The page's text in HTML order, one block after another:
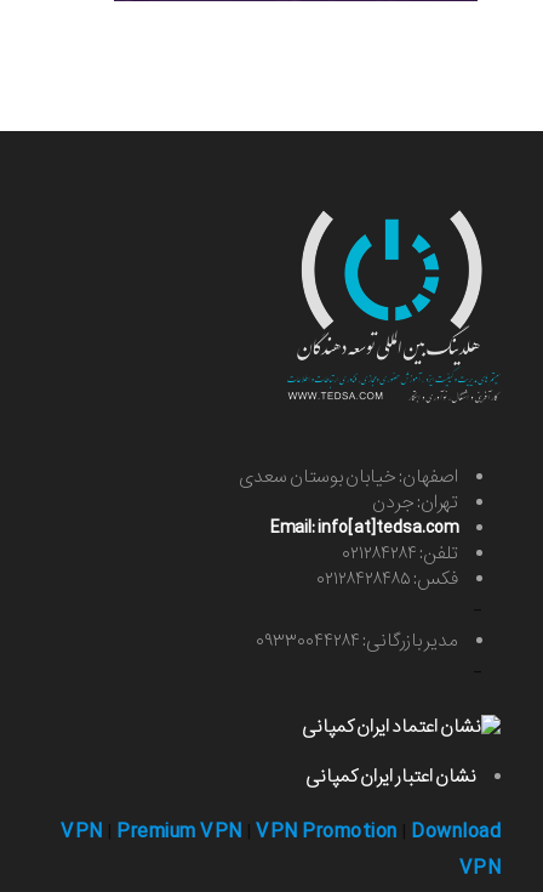
اصفهان: خیابان بوستان سعدی
تهران: جردن
Email: info[at]tedsa.com
تلفن: ۰۲۱۲۸۴۲۸۴
فکس: ۰۲۱۲۸۴۲۸۴۸۵
مدیر بازرگانی: ۰۹۳۳۰۰۴۴۲۸۴
نشان اعتبار ایران کمپانی
VPN Premium VPN VPN Promotion Download
VPN